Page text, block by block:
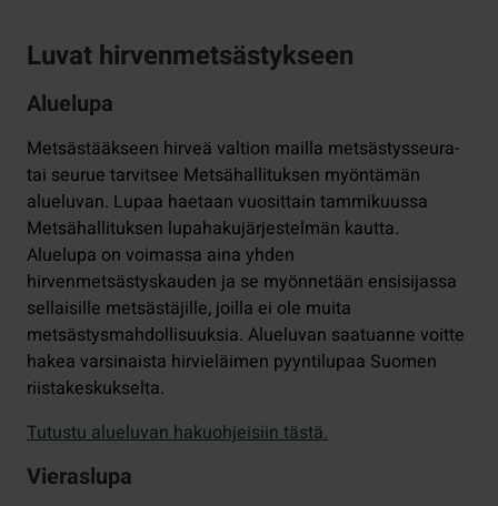
Luvat hirvenmetsästykseen
Aluelupa
Metsästääkseen hirveä valtion mailla metsästysseura-
tai seurue tarvitsee Metsähallituksen myöntämän
alueluvan. Lupaa haetaan vuosittain tammikuussa
Metsähallituksen lupahakujärjestelmän kautta.
Aluelupa on voimassa aina yhden
hirvenmetsästyskauden ja se myönnetään ensisijassa
sellaisille metsästäjille, joilla ei ole muita
metsästysmahdollisuuksia. Alueluvan saatuanne voitte
hakea varsinaista hirvieläimen pyyntilupaa Suomen
riistakeskukselta.
Tutustu alueluvan hakuohjeisiin tästä.
Vieraslupa